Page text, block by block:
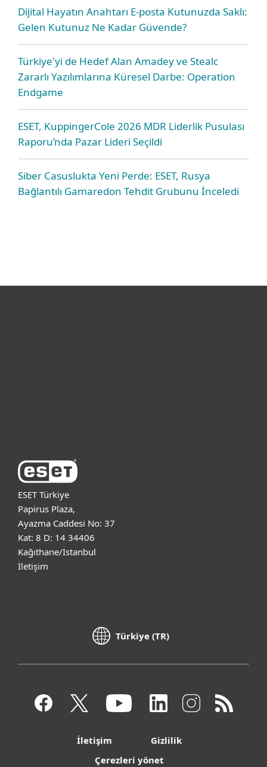
Dijital Hayatın Anahtarı E-posta Kutunuzda Saklı:
Gelen Kutunuz Ne Kadar Güvende?
Türkiye'yi de Hedef Alan Amadey ve Stealc
Zararlı Yazılımlarına Küresel Darbe: Operation
Endgame
ESET, KuppingerCole 2026 MDR Liderlik Pusulası
Raporu’nda Pazar Lideri Seçildi
Siber Casuslukta Yeni Perde: ESET, Rusya
Bağlantılı Gamaredon Tehdit Grubunu İnceledi
ESET Türkiye
Papirus Plaza,
Ayazma Caddesi No: 37
Kat: 8 D: 14 34406
Kağıthane/İstanbul
İletişim
Türkiye (TR)
İletişim
Gizlilik
Çerezleri yönet